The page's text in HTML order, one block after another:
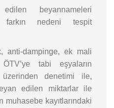
beyannameleri
farkın nedeni tespit
anti-dampinge, ek mali
tabi eşyaların
üzerinden denetimi ile,
edilen miktarlar ile
muhasebe kayıtlarındaki